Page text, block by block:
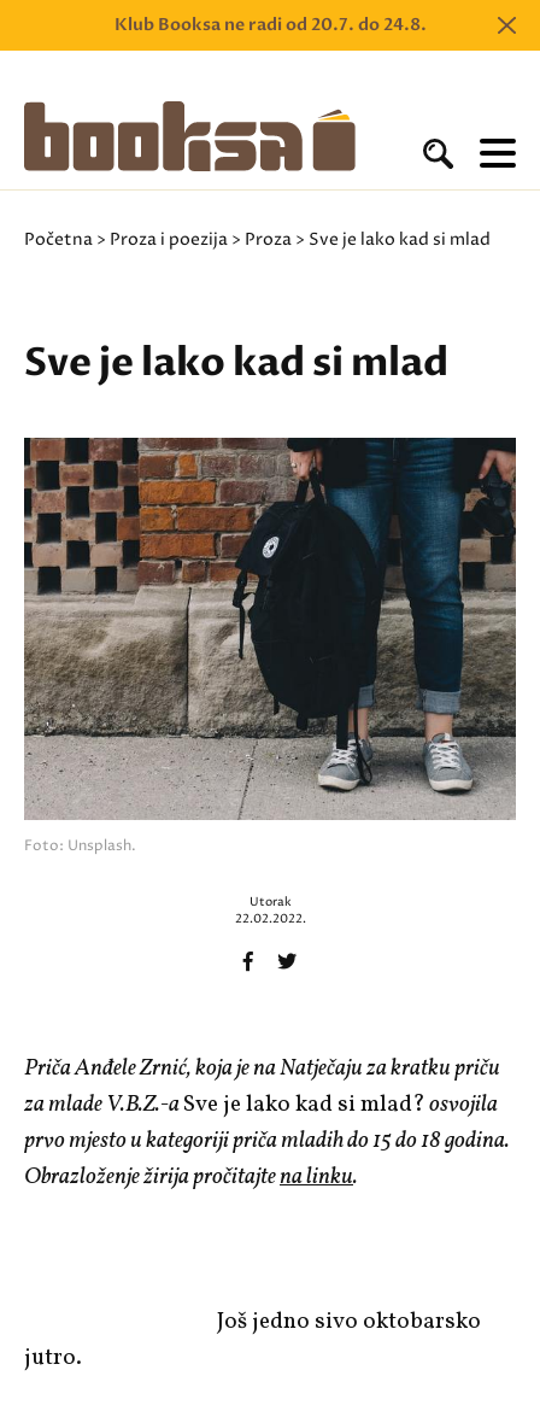
Klub Booksa ne radi od 20.7. do 24.8.
Početna > Proza i poezija > Proza > Sve je lako kad si mlad
Sve je lako kad si mlad
Foto: Unsplash.
Utorak
22.02.2022.
Priča Anđele Zrnić, koja je na Natječaju za kratku priču
za mlade V.B.Z.-aSve je lako kad si mlad?osvojila
prvo mjesto u kategoriji priča mladih do 15 do 18 godina.
Obrazloženje žirija pročitajtena linku.
Još jedno sivo oktobarsko
jutro.